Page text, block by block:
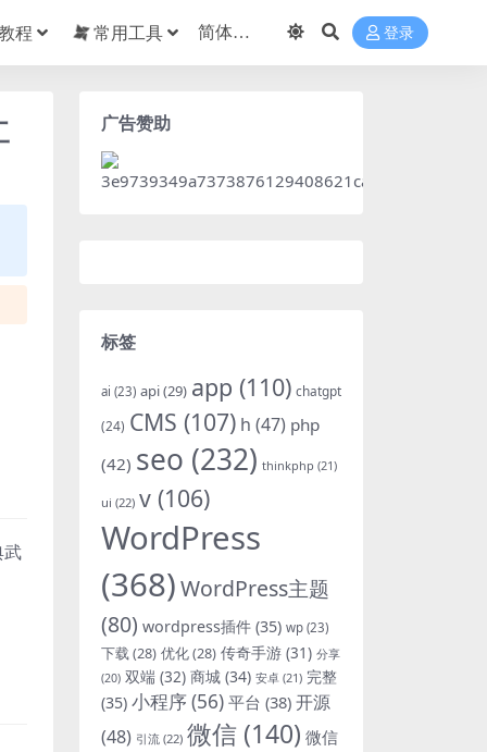
程 常用工具 登录
武
广告赞助
标签
ai (23) api(29) app (110) chatgpt
(24) CMS (107) h (47) php
(42) seo (232) thinkphp (21)
ui (22) v (106)
WordPress
(368)WordPress主题
(80) wordpress插件 (35) wp (23)
下载(28) 优化(28) 传奇手游 (31) 分享
(20) 双端 (32) 商城 (34) 安卓 (21) 完整
(35) 小程序(56) 平台 (38) 开源
(48) 引流 (22) 微信 (140) 微信